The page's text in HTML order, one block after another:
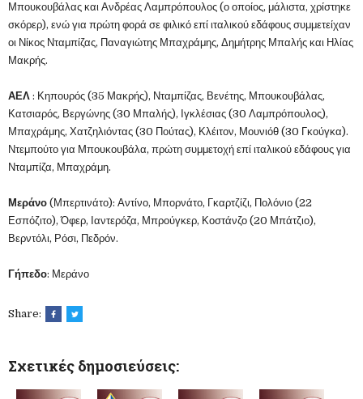
Μπουκουβάλας και Ανδρέας Λαμπρόπουλος (ο οποίος, μάλιστα, χρίστηκε
σκόρερ), ενώ για πρώτη φορά σε φιλικό επί ιταλικού εδάφους συμμετείχαν
οι Νίκος Νταμπίζας, Παναγιώτης Μπαχράμης, Δημήτρης Μπαλής και Ηλίας
Μακρής.
ΑΕΛ : Κηπουρός (35 Μακρής), Νταμπίζας, Βενέτης, Μπουκουβάλας,
Κατσιαρός, Βεργώνης (30 Μπαλής), Ιγκλέσιας (30 Λαμπρόπουλος),
Μπαχράμης, Χατζηλιόντας (30 Πούτας), Κλέιτον, Μουνιόθ (30 Γκούγκα).
Ντεμπούτο για Μπουκουβάλα, πρώτη συμμετοχή επί ιταλικού εδάφους για
Νταμπίζα, Μπαχράμη.
Μεράνο (Μπερτινάτο): Αντίνο, Μπορνάτο, Γκαρτζίζι, Πολόνιο (22
Εσπόζιτο), Όφερ, Ιαντερόζα, Μπρούγκερ, Κοστάνζο (20 Μπάτζιο),
Βερντόλι, Ρόσι, Πεδρόν.
Γήπεδο: Μεράνο
Share:
Σχετικές δημοσιεύσεις: